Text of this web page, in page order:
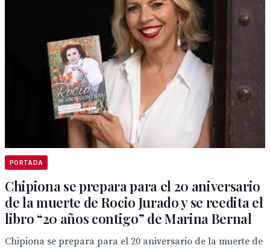
PORTADA
Chipiona se prepara para el 20 aniversario
de la muerte de Rocio Jurado y se reedita el
libro “20 años contigo” de Marina Bernal
Chipiona se prepara para el 20 aniversario de la muerte de